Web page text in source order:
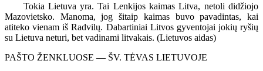
Tokia Lietuva yra. Tai Lenkijos kaimas Litva, netoli didžiojo
Mazovietsko. Manoma, jog šitaip kaimas buvo pavadintas, kai
atiteko vienam iš Radvilų. Dabartiniai Litvos gyventojai jokių ryšių
su Lietuva neturi, bet vadinami litvakais. (Lietuvos aidas)
PAŠTO ŽENKLUOSE — ŠV. TĖVAS LIETUVOJE